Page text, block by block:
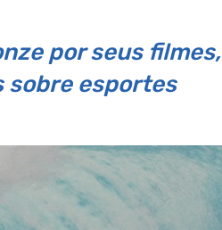
por seus filmes,
sobre esportes